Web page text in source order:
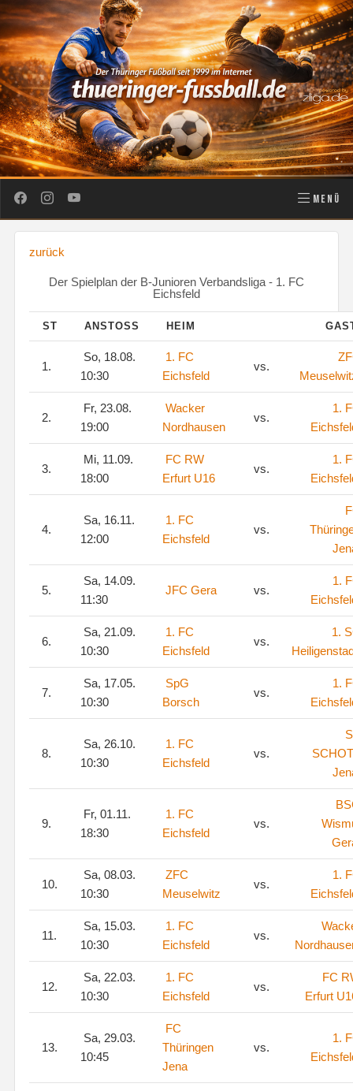
MENÜ
zurück
Der Spielplan der B-Junioren Verbandsliga - 1. FC
Eichsfeld
ST ANSTOSS HEIM
1.
So, 18.08.
10:30
1. FC
Eichsfeld
vs.
2.
Fr, 23.08.
19:00
Wacker
Nordhausen
vs.
1.
3.
Mi, 11.09.
18:00
FC RW
Erfurt U16
vs.
1.
4.
Sa, 16.11.
12:00
1. FC
Eichsfeld
vs.
5.
Sa, 14.09.
11:30
JFC Gera vs.
1.
6.
Sa, 21.09.
10:30
1. FC
Eichsfeld
vs.
1.
7.
Sa, 17.05.
10:30
SpG
Borsch
vs.
1.
8.
Sa, 26.10.
10:30
1. FC
Eichsfeld
vs.
9.
Fr, 01.11.
18:30
1. FC
Eichsfeld
vs.
10.
Sa, 08.03.
10:30
ZFC
Meuselwitz
vs.
1.
11.
Sa, 15.03.
10:30
1. FC
Eichsfeld
vs.
12.
Sa, 22.03.
10:30
1. FC
Eichsfeld
vs.
FC
Erfurt
13.
Sa, 29.03.
10:45
FC
Thüringen
Jena
vs.
1.